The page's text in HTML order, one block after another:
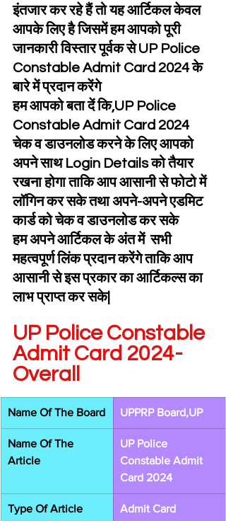
इंतजार कर रहे हैं तो यह आर्टिकल केवल
आपके लिए है जिसमें हम आपको पूरी
जानकारी विस्तार पूर्वक से UP Police
Constable Admit Card 2024 के
बारे में प्रदान करेंगे
हम आपको बता दें कि,UP Police
Constable Admit Card 2024
चेक व डाउनलोड करने के लिए आपको
अपने साथ Login Details को तैयार
रखना होगा ताकि आप आसानी से फोटो में
लॉगिन कर सके तथा अपने-अपने एडमिट
कार्ड को चेक व डाउनलोड कर सके
हम अपने आर्टिकल के अंत में  सभी
महत्वपूर्ण लिंक प्रदान करेंगे ताकि आप
आसानी से इस प्रकार का आर्टिकल्स का
लाभ प्राप्त कर सके|
UP Police Constable
Admit Card 2024-
Overall
Name Of The Board UPPRP Board,UP
Name Of The
Article
UP Police
Constable Admit
Card 2024
Type Of Article Admit Card